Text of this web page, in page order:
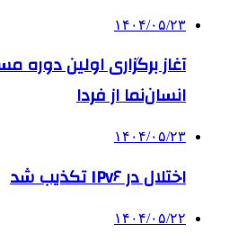
۱۴۰۴/۰۵/۲۳
آغاز برگزاری اولین
انسان‌نما از فردا
۱۴۰۴/۰۵/۲۳
اختلال در IPv۶ تکذیب شد
۱۴۰۴/۰۵/۲۲